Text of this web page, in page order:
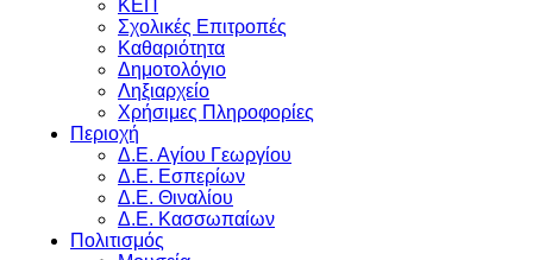
ΚΕΠ
Σχολικές Επιτροπές
Καθαριότητα
Δημοτολόγιο
Ληξιαρχείο
Χρήσιμες Πληροφορίες
Περιοχή
Δ.Ε. Αγίου Γεωργίου
Δ.Ε. Εσπερίων
Δ.Ε. Θιναλίου
Δ.Ε. Κασσωπαίων
Πολιτισμός